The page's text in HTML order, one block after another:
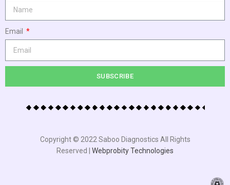
Email
SUBSCRIBE
Copyright © 2022 Saboo Diagnostics All Rights
Reserved | Webprobity Technologies